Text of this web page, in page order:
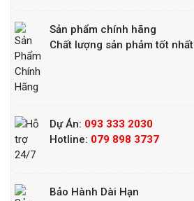
Sản phẩm chính hãng
Chất lượng sản phảm tốt nhất
Dự Án: 093 333 2030
Hotline: 079 898 3737
Bảo Hành Dài Hạn